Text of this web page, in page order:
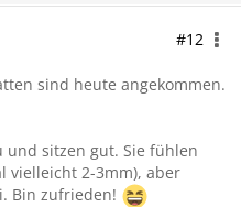
#12
sind heute angekommen.
und sitzen gut. Sie fühlen
vielleicht 2-3mm), aber
Bin zufrieden!